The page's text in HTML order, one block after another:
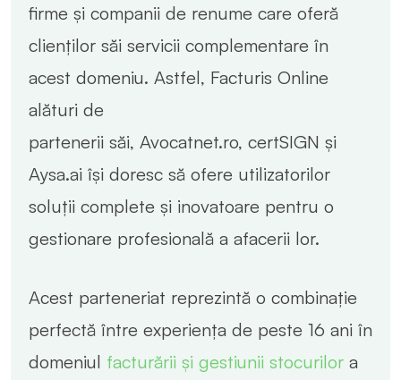
firme și companii de renume care oferă
clienților săi servicii complementare în
acest domeniu. Astfel, Facturis Online
alături de
partenerii săi, Avocatnet.ro, certSIGN și
Aysa.ai își doresc să ofere utilizatorilor
soluții complete și inovatoare pentru o
gestionare profesională a afacerii lor.
Acest parteneriat reprezintă o combinație
perfectă între experiența de peste 16 ani în
domeniul facturării și gestiunii stocurilor a